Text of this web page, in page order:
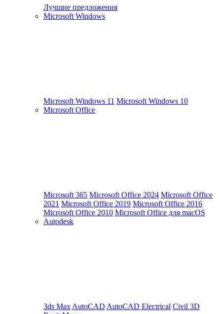
Лучшие предложения
Microsoft Windows
Microsoft Windows 11 Microsoft Windows 10
Microsoft Office
Microsoft 365 Microsoft Office 2024 Microsoft Office
2021 Microsoft Office 2019 Microsoft Office 2016
Microsoft Office 2010 Microsoft Office для macOS
Autodesk
3ds Max AutoCAD AutoCAD Electrical Civil 3D